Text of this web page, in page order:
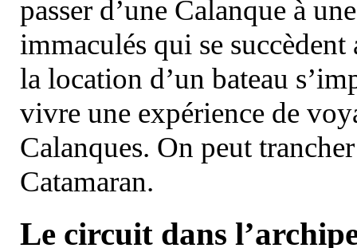
passer d’une Calanque à
immaculés qui se
la location d’un bateau
vivre une expérience de
Calanques. On peut
Catamaran.
Le circuit dans